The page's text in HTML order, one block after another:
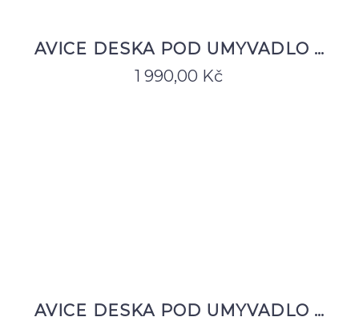
AVICE DESKA POD UMYVADLO …
1 990,00 Kč
AVICE DESKA POD UMYVADLO …